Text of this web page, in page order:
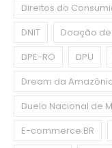
Direitos do
DNIT
Doação
DPE-RO
DPU
Dream da
Duelo Nacional de
E-commerce.BR